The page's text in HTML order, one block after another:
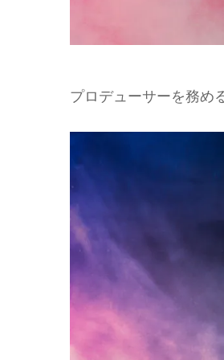
プロデューサーを務め